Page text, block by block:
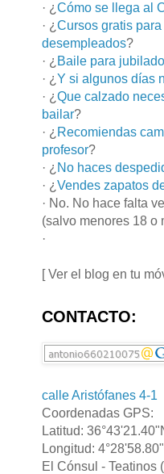
· ¿ Cómo se llega al
· ¿ Cursos gratis para
desempleados?
· ¿ Baile para
· ¿ Y si algunos días
· ¿ Que calzado
bailar?
· ¿ Recomiendas
profesor?
· ¿ No haces
· ¿ Vendes zapatos
· No. No hace falta
(salvo menores 18 o
·
[ Ver el blog en tu
CONTACTO:
calle Aristófanes 4-1
Coordenadas GPS:
Latitud:
Longitud:
El Cónsul - Teatinos